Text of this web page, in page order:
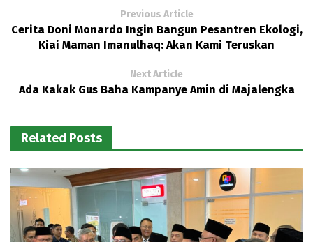
Previous Article
Cerita Doni Monardo Ingin Bangun Pesantren Ekologi,
Kiai Maman Imanulhaq: Akan Kami Teruskan
Next Article
Ada Kakak Gus Baha Kampanye Amin di Majalengka
Related Posts